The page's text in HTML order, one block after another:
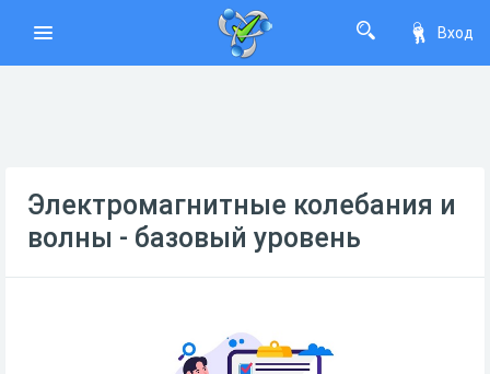
Вход
Электромагнитные колебания и
волны - базовый уровень